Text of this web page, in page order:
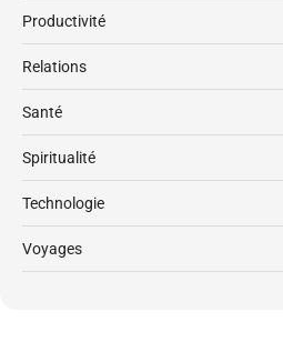
Productivité
Relations
Santé
Spiritualité
Technologie
Voyages